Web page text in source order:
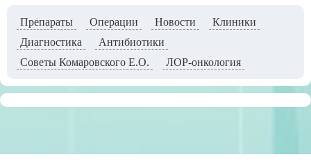
Препараты Операции Новости
Клиники
Диагностика
Антибиотики
Советы Комаровского Е.О.
ЛОР-онкология